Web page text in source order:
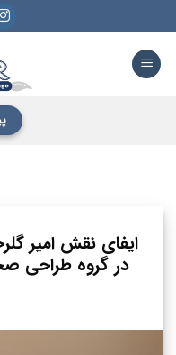
به
محتوا
در گروه طراحی